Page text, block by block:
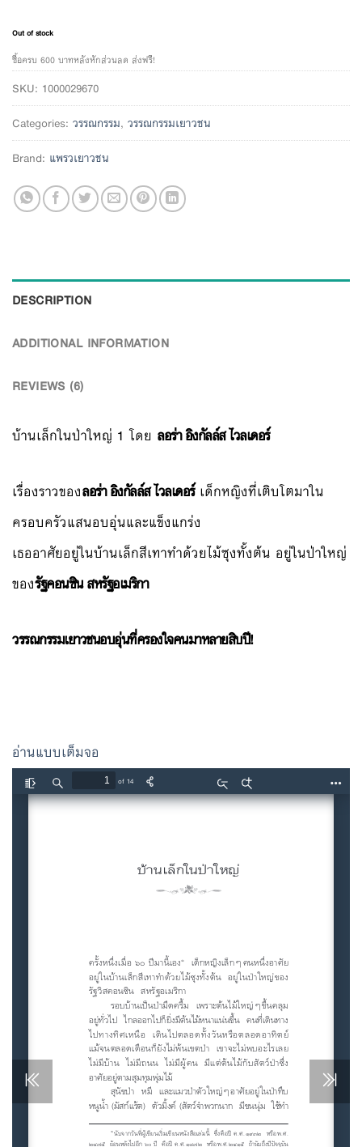
Out of stock
ซื้อครบ 600 บาทหลังหักส่วนลด ส่งฟรี!
SKU: 1000029670
Categories: วรรณกรรม, วรรณกรรมเยาวชน
Brand: แพรวเยาวชน
DESCRIPTION
ADDITIONAL INFORMATION
REVIEWS (6)
บ้านเล็กในป่าใหญ่ 1 โดย ลอร่า อิงกัลล์ส ไวลเดอร์
เรื่องราวของลอร่า อิงกัลล์ส ไวลเดอร์เด็กหญิงที่เติบโตมาใน
ครอบครัวแสนอบอุ่นและแข็งแกร่ง
เธออาศัยอยู่ในบ้านเล็กสีเทาทำด้วยไม้ซุงทั้งต้น อยู่ในป่าใหญ่
ของรัฐคอนซิน สหรัฐอเมริกา
วรรณกรรมเยาวชนอบอุ่นที่ครองใจคนมาหลายสิบปี!
อ่านแบบเต็มจอ